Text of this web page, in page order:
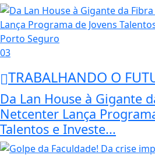
03
TRABALHANDO O
Da Lan House à Gigante
Netcenter Lança
Talentos e Investe...